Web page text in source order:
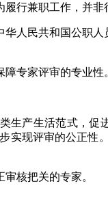
行兼职工作，并非
人民共和国公职
专家评审的专业性
生产生活范式，
现评审的公正性
核把关的专家。